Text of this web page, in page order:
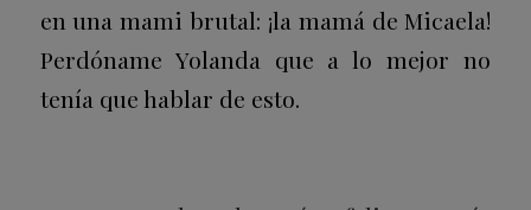
en una mami brutal: ¡la mamá de Micaela!
Perdóname Yolanda que a lo mejor no
tenía que hablar de esto.